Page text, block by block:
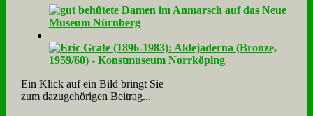
Ein Klick auf ein Bild bringt Sie
zum dazugehörigen Beitrag...